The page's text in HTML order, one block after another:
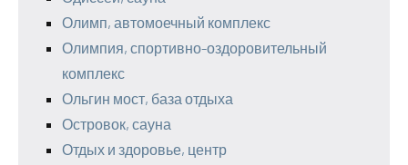
Олимп, автомоечный комплекс
Олимпия, спортивно-оздоровительный
комплекс
Ольгин мост, база отдыха
Островок, сауна
Отдых и здоровье, центр